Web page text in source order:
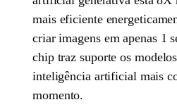
mais eficiente
criar imagens em apenas 1
chip traz suporte os
inteligência artificial mais
momento.